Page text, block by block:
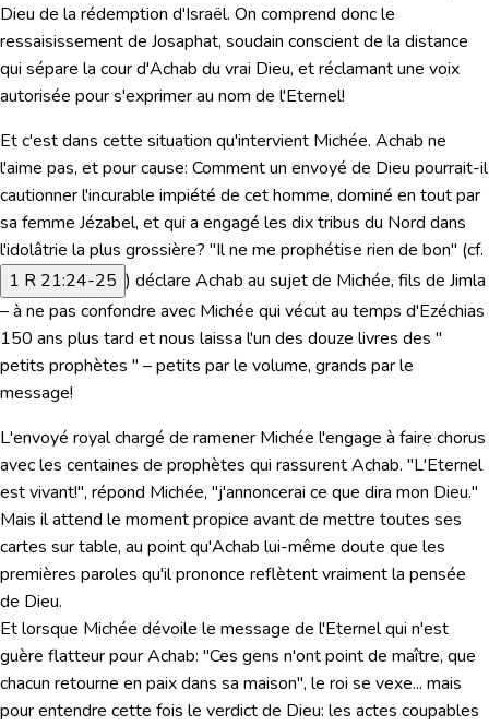
Dieu de la rédemption d'Israël. On comprend donc le
ressaisissement de Josaphat, soudain conscient de la distance
qui sépare la cour d'Achab du vrai Dieu, et réclamant une voix
autorisée pour s'exprimer au nom de l'Eternel!
Et c'est dans cette situation qu'intervient Michée. Achab ne
l'aime pas, et pour cause: Comment un envoyé de Dieu pourrait-il
cautionner l'incurable impiété de cet homme, dominé en tout par
sa femme Jézabel, et qui a engagé les dix tribus du Nord dans
l'idolâtrie la plus grossière? "Il ne me prophétise rien de bon" (cf.
1 R 21:24-25 ) déclare Achab au sujet de Michée, fils de Jimla
– à ne pas confondre avec Michée qui vécut au temps d'Ezéchias
150 ans plus tard et nous laissa l'un des douze livres des "
petits prophètes " – petits par le volume, grands par le
message!
L'envoyé royal chargé de ramener Michée l'engage à faire chorus
avec les centaines de prophètes qui rassurent Achab. "L'Eternel
est vivant!", répond Michée, "j'annoncerai ce que dira mon Dieu."
Mais il attend le moment propice avant de mettre toutes ses
cartes sur table, au point qu'Achab lui-même doute que les
premières paroles qu'il prononce reflètent vraiment la pensée
de Dieu.
Et lorsque Michée dévoile le message de l'Eternel qui n'est
guère flatteur pour Achab: "Ces gens n'ont point de maître, que
chacun retourne en paix dans sa maison", le roi se vexe... mais
pour entendre cette fois le verdict de Dieu: les actes coupables